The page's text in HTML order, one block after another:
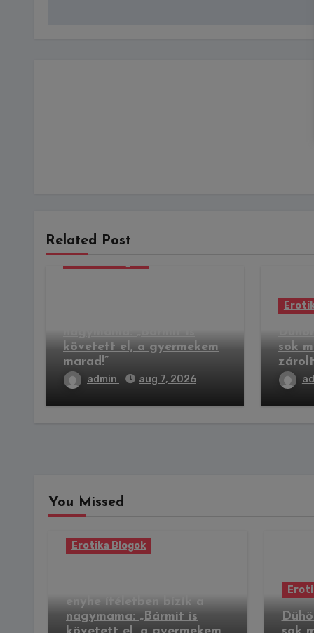
Related Post
követett el, a gyermekem
marad!”
admin aug 7, 2026
sok
You Missed
Erotika Blogok
enyhe ítéletben bízik a
nagymama: „Bármit is